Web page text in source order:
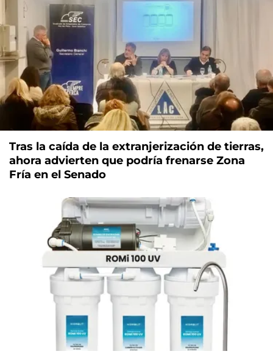
Tras la caída de la extranjerización de tierras,
ahora advierten que podría frenarse Zona
Fría en el Senado